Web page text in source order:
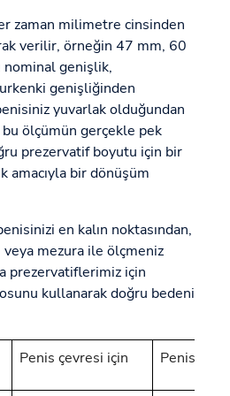
zaman milimetre cinsinden
verilir, örneğin 47 mm, 60
genişlik,
genişliğinden
yuvarlak olduğundan
bu ölçümün gerçekle pek
prezervatif boyutu için bir
amacıyla bir dönüşüm
en kalın noktasından,
veya mezura ile ölçmeniz
prezervatiflerimiz için
kullanarak doğru bedeni
Penis çevresi için Penis çapı